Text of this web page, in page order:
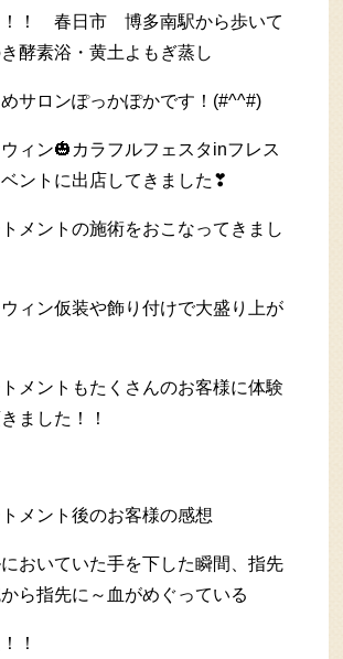
！！ 春日市 博多南駅から歩いて
酵素浴・黄土よもぎ蒸し
サロンぽっかぽかです！(#^^#)
ィン🎃カラフルフェスタinフレス
ントに出店してきました❣
メントの施術をおこなってきまし
ィン仮装や飾り付けで大盛り上が
メントもたくさんのお客様に体験
ました！！
メント後のお客様の感想
おいていた手を下した瞬間、指先
ら指先に～血がめぐっている
！